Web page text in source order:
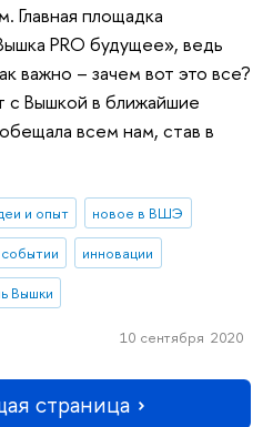
Главная площадка
PRO будущее», ведь
важно – зачем вот это все?
с Вышкой в ближайшие
всем нам, став в
и опыт
новое в ВШЭ
инновации
Вышки
10 сентября 2020
страница